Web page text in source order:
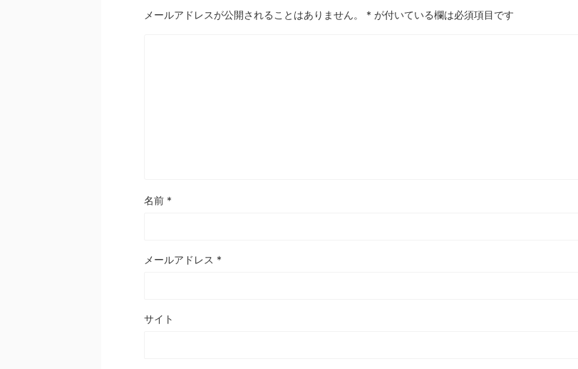
メールアドレスが公開されることはありません。 * が付いている欄は必須項目です
名前 *
メールアドレス *
サイト